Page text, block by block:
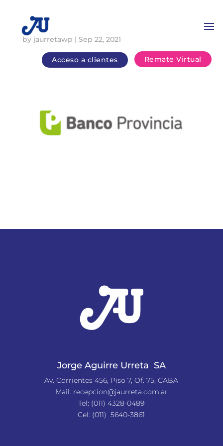
Acceso a clientes Remate Virtual
by jaurretawp | Sep 22, 2021
Jorge Aguirre Urreta SA
Av. Corrientes 456, Piso 7, Of. 75, CABA
Mail: recepcion@jaurreta.com.ar
Tel: (011) 4328-0489
Cel: (011) 5640-3861